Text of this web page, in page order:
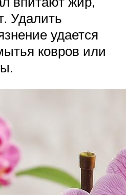
Удалить
удается
ковров или